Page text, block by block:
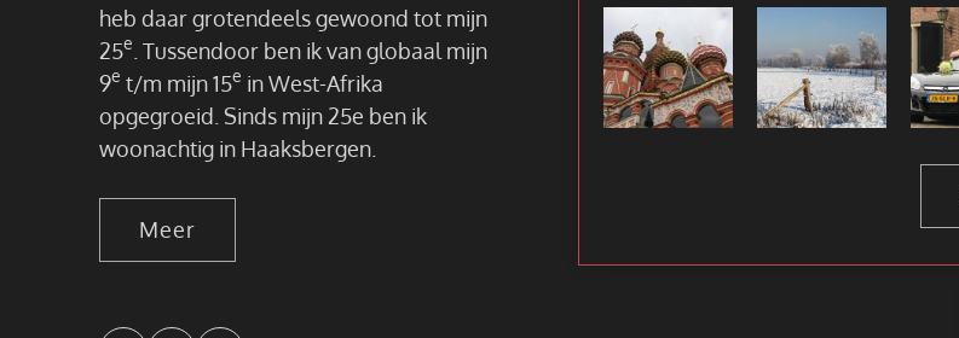
heb daar grotendeels gewoond tot mijn
25e . Tussendoor ben ik van globaal mijn
9e t/m mijn 15e in West-Afrika
opgegroeid. Sinds mijn 25e ben ik
woonachtig in Haaksbergen.
Meer